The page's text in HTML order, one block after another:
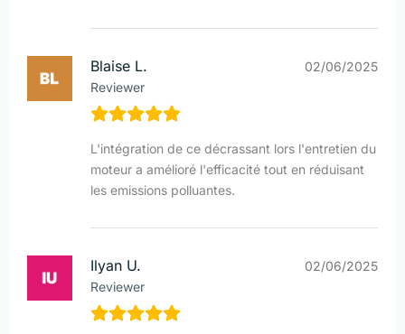
Blaise L.
Reviewer
02/06/2025
L'intégration de ce décrassant lors l'entretien du
moteur a amélioré l'efficacité tout en réduisant
les emissions polluantes.
Ilyan U.
Reviewer
02/06/2025